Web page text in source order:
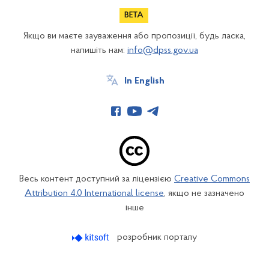
Якщо ви маєте зауваження або пропозиції, будь ласка,
напишіть нам: info@dpss.gov.ua
In English
Весь контент доступний за ліцензією Creative Commons
Attribution 4.0 International license, якщо не зазначено
інше
розробник порталу